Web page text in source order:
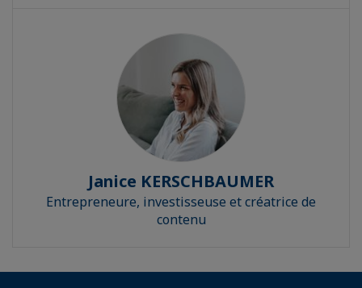
Janice KERSCHBAUMER
Entrepreneure, investisseuse et créatrice de
contenu